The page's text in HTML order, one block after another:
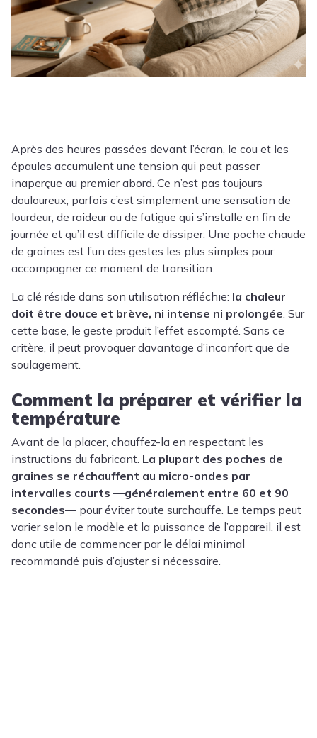
Après des heures passées devant l’écran, le cou et les
épaules accumulent une tension qui peut passer
inaperçue au premier abord. Ce n’est pas toujours
douloureux; parfois c’est simplement une sensation de
lourdeur, de raideur ou de fatigue qui s’installe en fin de
journée et qu’il est difficile de dissiper. Une poche chaude
de graines est l’un des gestes les plus simples pour
accompagner ce moment de transition.
La clé réside dans son utilisation réfléchie: la chaleur
doit être douce et brève, ni intense ni prolongée. Sur
cette base, le geste produit l’effet escompté. Sans ce
critère, il peut provoquer davantage d’inconfort que de
soulagement.
Comment la préparer et vérifier la
température
Avant de la placer, chauffez-la en respectant les
instructions du fabricant. La plupart des poches de
graines se réchauffent au micro-ondes par
intervalles courts —généralement entre 60 et 90
secondes— pour éviter toute surchauffe. Le temps peut
varier selon le modèle et la puissance de l’appareil, il est
donc utile de commencer par le délai minimal
recommandé puis d’ajuster si nécessaire.